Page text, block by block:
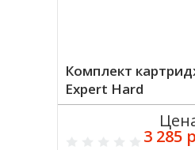
Комплект
Expert Hard
3 285